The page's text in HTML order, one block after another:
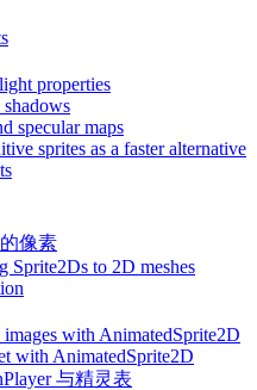
properties
shadows
specular maps
sprites as a faster alternative
像素
Sprite2Ds to 2D meshes
with AnimatedSprite2D
with AnimatedSprite2D
与精灵表